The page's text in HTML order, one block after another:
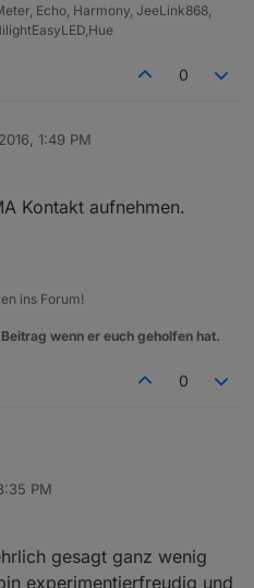
Echo, Harmony, JeeLink868,
0
1:49 PM
Kontakt aufnehmen.
ins Forum!
wenn er euch geholfen hat.
0
PM
gesagt ganz wenig
experimentierfreudig und